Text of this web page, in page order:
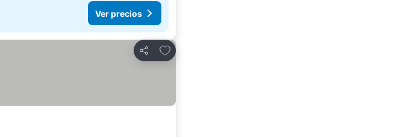
Ver precios
Compartir
Agregar a favoritos